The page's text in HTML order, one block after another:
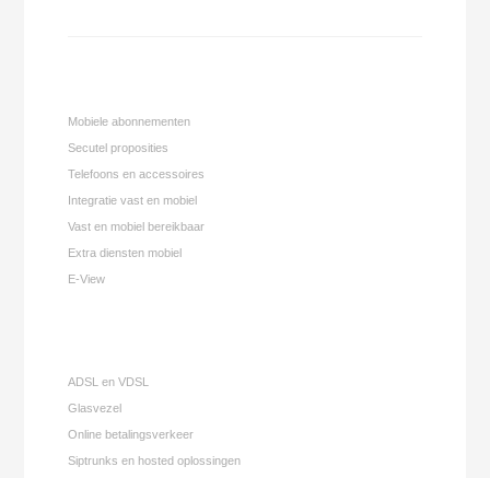
Mobiele abonnementen
Secutel proposities
Telefoons en accessoires
Integratie vast en mobiel
Vast en mobiel bereikbaar
Extra diensten mobiel
E-View
ADSL en VDSL
Glasvezel
Online betalingsverkeer
Siptrunks en hosted oplossingen